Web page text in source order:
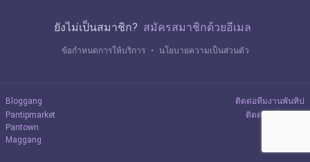
ยังไม่เป็นสมาชิก? สมัครสมาชิกด้วยอีเมล
ข้อกำหนดการให้บริการ ・ นโยบายความเป็นส่วนตัว
Bloggang
Pantipmarket
Pantown
Maggang
ติดต่อทีมงานพันทิป
ติดต่อลงโฆษณา